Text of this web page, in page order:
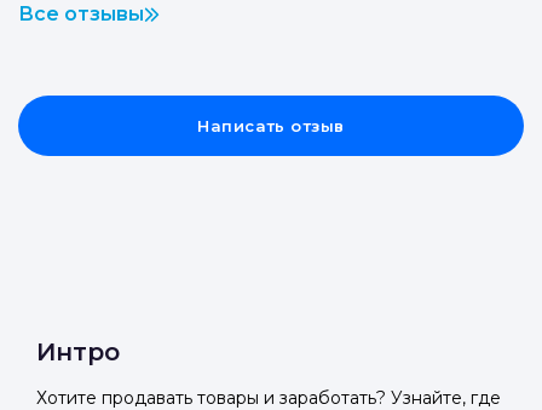
Все отзывы
Написать отзыв
Интро
Хотите продавать товары и заработать? Узнайте, где